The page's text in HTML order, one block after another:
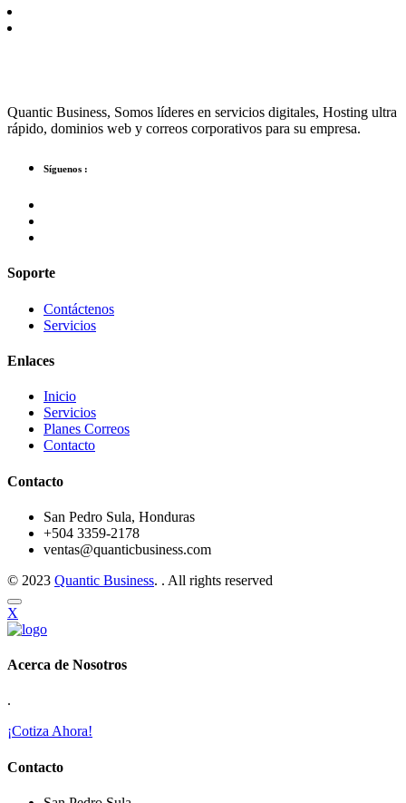
Quantic Business, Somos líderes en servicios digitales, Hosting ultra
rápido, dominios web y correos corporativos para su empresa.
Síguenos :
Soporte
Contáctenos
Servicios
Enlaces
Inicio
Servicios
Planes Correos
Contacto
Contacto
San Pedro Sula, Honduras
+504 3359-2178
ventas@quanticbusiness.com
© 2023 Quantic Business. . All rights reserved
X
Acerca de Nosotros
.
¡Cotiza Ahora!
Contacto